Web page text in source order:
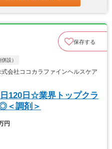
保存する
設）
会社ココカラファインヘルスケア
120日☆業界トップクラ
＜調剤＞
円